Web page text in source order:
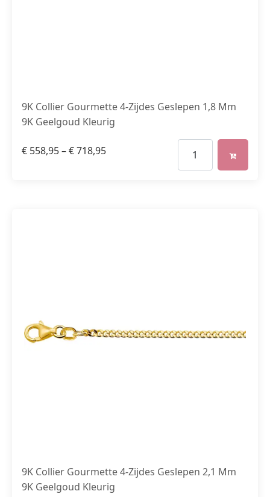
9K Collier Gourmette 4-Zijdes Geslepen 1,8 Mm
9K Geelgoud Kleurig
€ 558,95–€718,95
9K Collier Gourmette 4-Zijdes Geslepen 2,1 Mm
9K Geelgoud Kleurig